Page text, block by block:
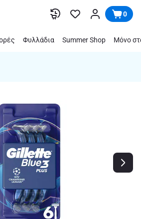
0
Φυλλάδια Summer Shop Μόνο